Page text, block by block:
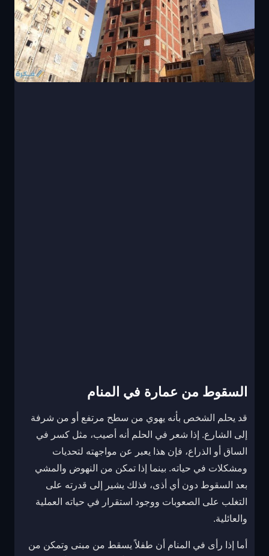
السقوط من عمارة في المنام
قد يحلم الشخص بأنه يهوي من سطح مرتفع أو من شرفة
إلى الشارع. إذا شعر في الحلم أنه أصيب، مثل كسر في
الساق أو الذراع، فإن هذا يعبر عن مواجهته لتحديات
ومشكلات في حياته. بينما إذا تمكن من النهوض والمشي
بعد السقوط دون أي أذى، فذلك يشير إلى قدرته على
التغلب على الصعوبات ووجود استقرار في حياته العملية
والعائلية.
أما إذا رأى في المنام أن طفلاً يسقط من مبنى وتمكن من